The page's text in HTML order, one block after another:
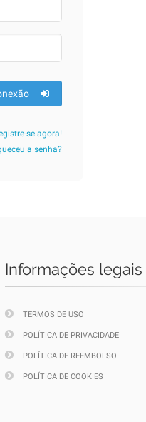
se agora!
a senha?
Informações legais
TERMOS DE USO
POLÍTICA DE PRIVACIDADE
POLÍTICA DE REEMBOLSO
POLÍTICA DE COOKIES